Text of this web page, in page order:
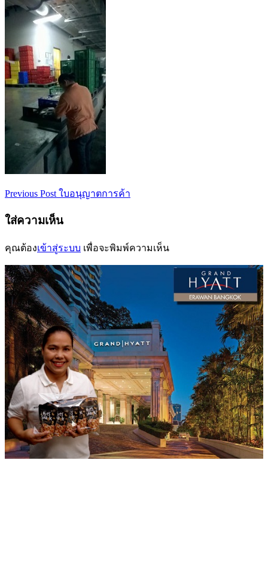
เมนู
นำทาง
เรื่อง
Previous Post ใบอนุญาตการค้า
ใส่ความเห็น
คุณต้องเข้าสู่ระบบ เพื่อจะพิมพ์ความเห็น